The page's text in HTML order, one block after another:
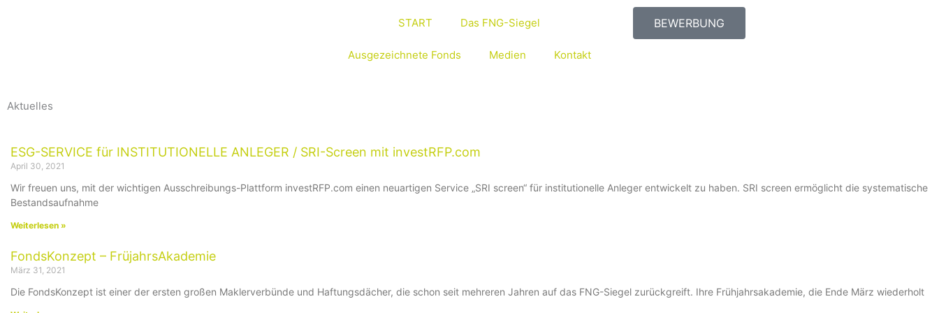
START Das FNG-Siegel
Ausgezeichnete Fonds Medien Kontakt
BEWERBUNG
Aktuelles
ESG-SERVICE für INSTITUTIONELLE ANLEGER / SRI-Screen mit investRFP.com
April 30, 2021
Wir freuen uns, mit der wichtigen Ausschreibungs-Plattform investRFP.com einen neuartigen Service „SRI screen“ für institutionelle Anleger entwickelt zu haben. SRI screen ermöglicht die systematische
Bestandsaufnahme
Weiterlesen »
FondsKonzept – FrüjahrsAkademie
März 31, 2021
Die FondsKonzept ist einer der ersten großen Maklerverbünde und Haftungsdächer, die schon seit mehreren Jahren auf das FNG-Siegel zurückgreift. Ihre Frühjahrsakademie, die Ende März wiederholt